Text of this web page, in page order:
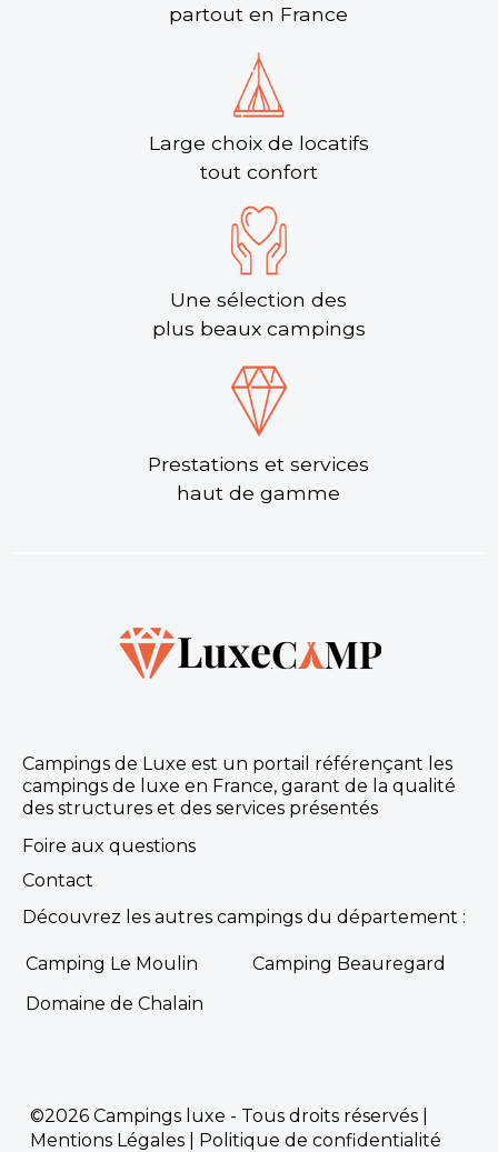
partout en France
Large choix de locatifs
tout confort
Une sélection des
plus beaux campings
Prestations et services
haut de gamme
Campings de Luxe est un portail référençant les
campings de luxe en France, garant de la qualité
des structures et des services présentés
Foire aux questions
Contact
Découvrez les autres campings du département :
Camping Le Moulin
Camping Beauregard
Domaine de Chalain
©2026 Campings luxe - Tous droits réservés |
Mentions Légales
Politique de confidentialité